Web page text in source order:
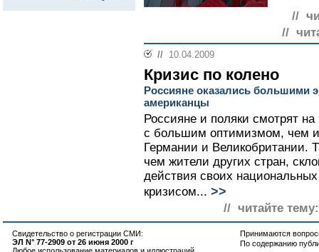
//
//
// 10.04.2009
Кризис по колено
Россияне оказались большими
американцы
Россияне и поляки смотрят
с большим оптимизмом, чем
Германии и Великобритании.
чем жители других стран,
действия своих
кризисом... >>
// читайте тему:
Свидетельство о регистрации СМИ:
ЭЛ N° 77-2909 от 26 июня 2000 г
Принимаются
По содержанию